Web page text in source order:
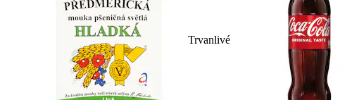
Trvanlivé